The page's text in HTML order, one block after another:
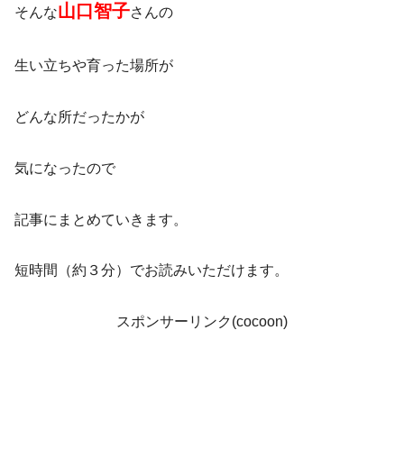
そんな山口智子さんの
生い立ちや育った場所が
どんな所だったかが
気になったので
記事にまとめていきます。
短時間（約３分）でお読みいただけます。
スポンサーリンク(cocoon)